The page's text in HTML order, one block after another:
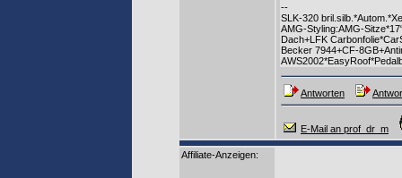
--
SLK-320
AMG-Styling:AMG-
Dach+LFK
Becker 7944+CF-
Antworten
E-Mail an prof_dr_m
Affiliate-Anzeigen: